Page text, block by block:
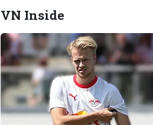
VN Inside